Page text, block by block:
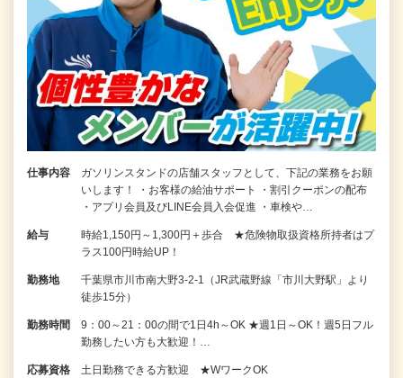
仕事内容
ガソリンスタンドの店舗スタッフとして、下記の業務をお願
いします！ ・お客様の給油サポート ・割引クーポンの配布
・アプリ会員及びLINE会員入会促進 ・車検や…
給与
時給1,150円～1,300円＋歩合 ★危険物取扱資格所持者はプ
ラス100円時給UP！
勤務地
千葉県市川市南大野3-2-1（JR武蔵野線「市川大野駅」より
徒歩15分）
勤務時間
9：00～21：00の間で1日4h～OK ★週1日～OK！週5日フル
勤務したい方も大歓迎！…
応募資格 土日勤務できる方歓迎 ★WワークOK